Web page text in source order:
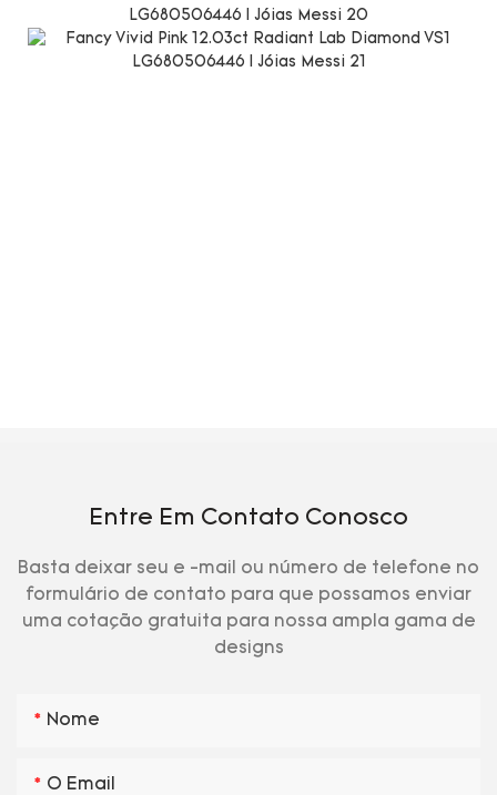
Entre Em Contato Conosco
Basta deixar seu e -mail ou número de telefone no
formulário de contato para que possamos enviar
uma cotação gratuita para nossa ampla gama de
designs
Nome
O Email